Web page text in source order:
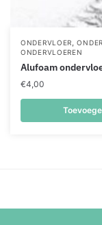
ONDERVLOER,
ONDERVLOEREN
Alufoam
€4,00